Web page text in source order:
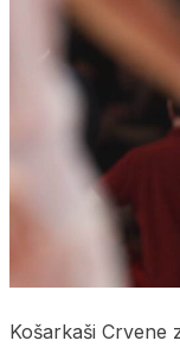
Košarkaši Crvene